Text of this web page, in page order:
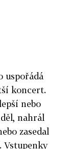
uspořádá
koncert.
nebo
nahrál
zasedal
Vstupenky